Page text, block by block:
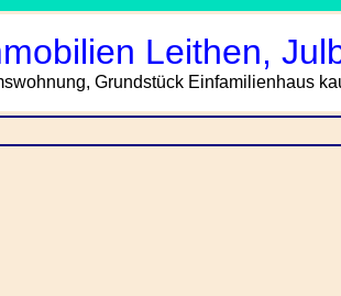
Leithen,
Grundstück Einfamilienhaus